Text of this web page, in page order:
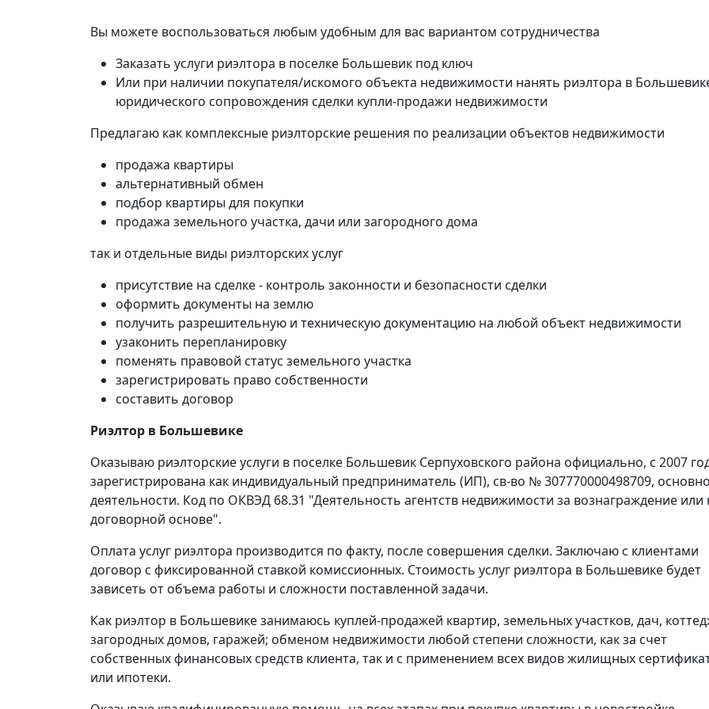
Вы можете воспользоваться любым удобным для вас вариантом сотрудничества
Заказать услуги риэлтора в поселке Большевик под ключ
Или при наличии покупателя/искомого объекта недвижимости нанять риэлтора в
юридического сопровождения сделки купли-продажи недвижимости
Предлагаю как комплексные риэлторские решения по реализации объектов недвижимости
продажа квартиры
альтернативный обмен
подбор квартиры для покупки
продажа земельного участка, дачи или загородного дома
так и отдельные виды риэлторских услуг
присутствие на сделке - контроль законности и безопасности сделки
оформить документы на землю
получить разрешительную и техническую документацию на любой объект недвижимости
узаконить перепланировку
поменять правовой статус земельного участка
зарегистрировать право собственности
составить договор
Риэлтор в Большевике
Оказываю риэлторские услуги в поселке Большевик Серпуховского района официально, с 2007
зарегистрирована как индивидуальный предприниматель (ИП), св-во № 307770000498709,
деятельности. Код по ОКВЭД 68.31 "Деятельность агентств недвижимости за вознаграждение или
договорной основе".
Оплата услуг риэлтора производится по факту, после совершения сделки. Заключаю с клиентами
договор с фиксированной ставкой комиссионных. Стоимость услуг риэлтора в Большевике будет
зависеть от объема работы и сложности поставленной задачи.
Как риэлтор в Большевике занимаюсь куплей-продажей квартир, земельных участков, дач,
загородных домов, гаражей; обменом недвижимости любой степени сложности, как за счет
собственных финансовых средств клиента, так и с применением всех видов жилищных
или ипотеки.